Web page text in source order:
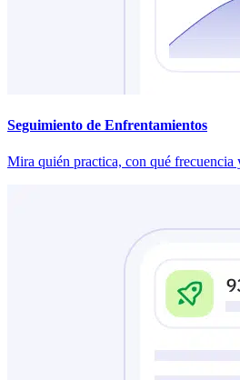
Seguimiento de Enfrentamientos
Mira quién practica, con qué frecuencia